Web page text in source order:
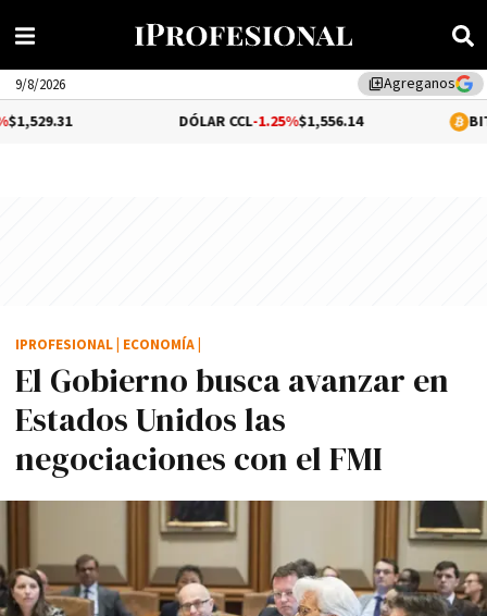
library_addAgreganos
9/8/2026
DÓLAR CCL-1.25%$1,556.14 BITCOIN-
El Gobierno busca avanzar en
Estados Unidos las
negociaciones con el FMI
IPROFESIONAL ECONOMÍA